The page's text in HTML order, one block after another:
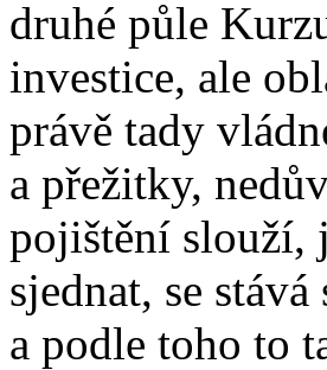
druhé půle
investice, ale
právě tady
a přežitky,
pojištění slouží,
sjednat, se
a podle toho to